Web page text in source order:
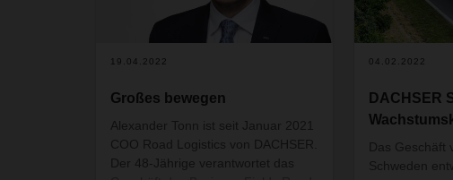
19.04.2022
Großes bewegen
Alexander Tonn ist seit Januar 2021
COO Road Logistics von DACHSER.
Der 48-Jährige verantwortet das
04.02.2022
DACHSER
Das Geschäft
Schweden